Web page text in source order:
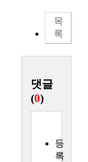
목
록
댓글
(0)
등
록